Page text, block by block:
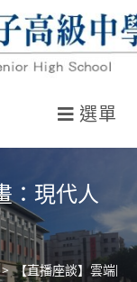
選單
：現代人
> 【直播座談】雲端閱